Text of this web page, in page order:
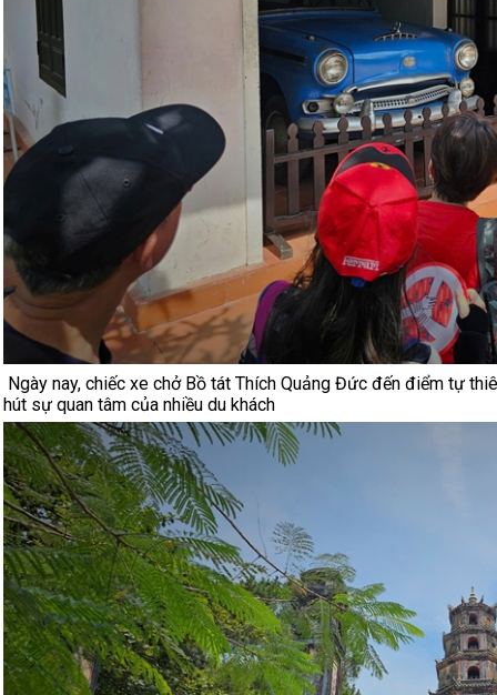
Ngày nay, chiếc xe chở Bồ tát Thích Quảng Đức đến điểm tự
hút sự quan tâm của nhiều du khách